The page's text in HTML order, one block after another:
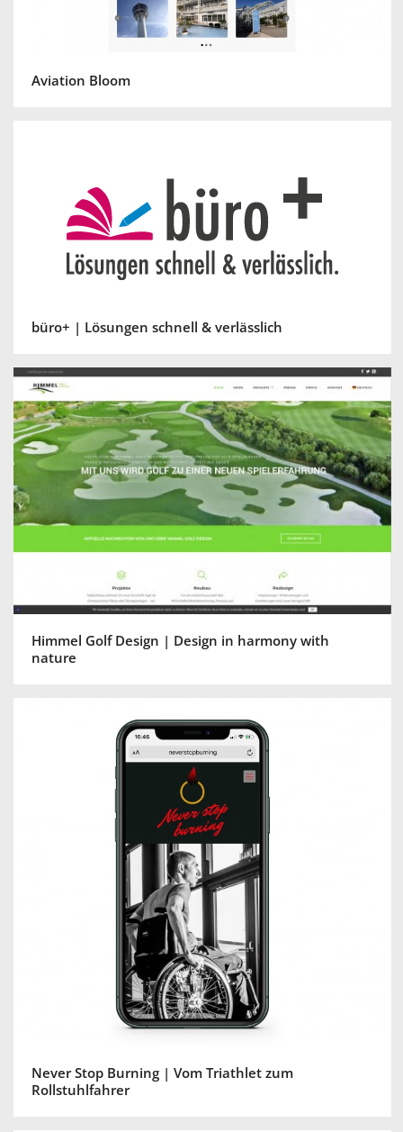
Aviation Bloom
büro+ | Lösungen schnell & verlässlich
Himmel Golf Design | Design in harmony with
nature
Never Stop Burning | Vom Triathlet zum
Rollstuhlfahrer